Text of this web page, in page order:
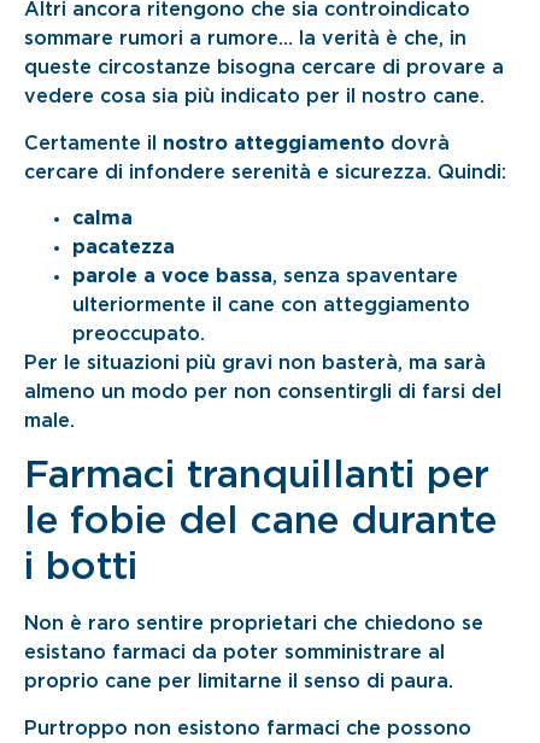
Altri ancora ritengono che sia controindicato
sommare rumori a rumore… la verità è che, in
queste circostanze bisogna cercare di provare a
vedere cosa sia più indicato per il nostro cane.
Certamente il nostro atteggiamento dovrà
cercare di infondere serenità e sicurezza. Quindi:
calma
pacatezza
parole a voce bassa, senza spaventare
ulteriormente il cane con atteggiamento
preoccupato.
Per le situazioni più gravi non basterà, ma sarà
almeno un modo per non consentirgli di farsi del
male.
Farmaci tranquillanti per
le fobie del cane durante
i botti
Non è raro sentire proprietari che chiedono se
esistano farmaci da poter somministrare al
proprio cane per limitarne il senso di paura.
Purtroppo non esistono farmaci che possono